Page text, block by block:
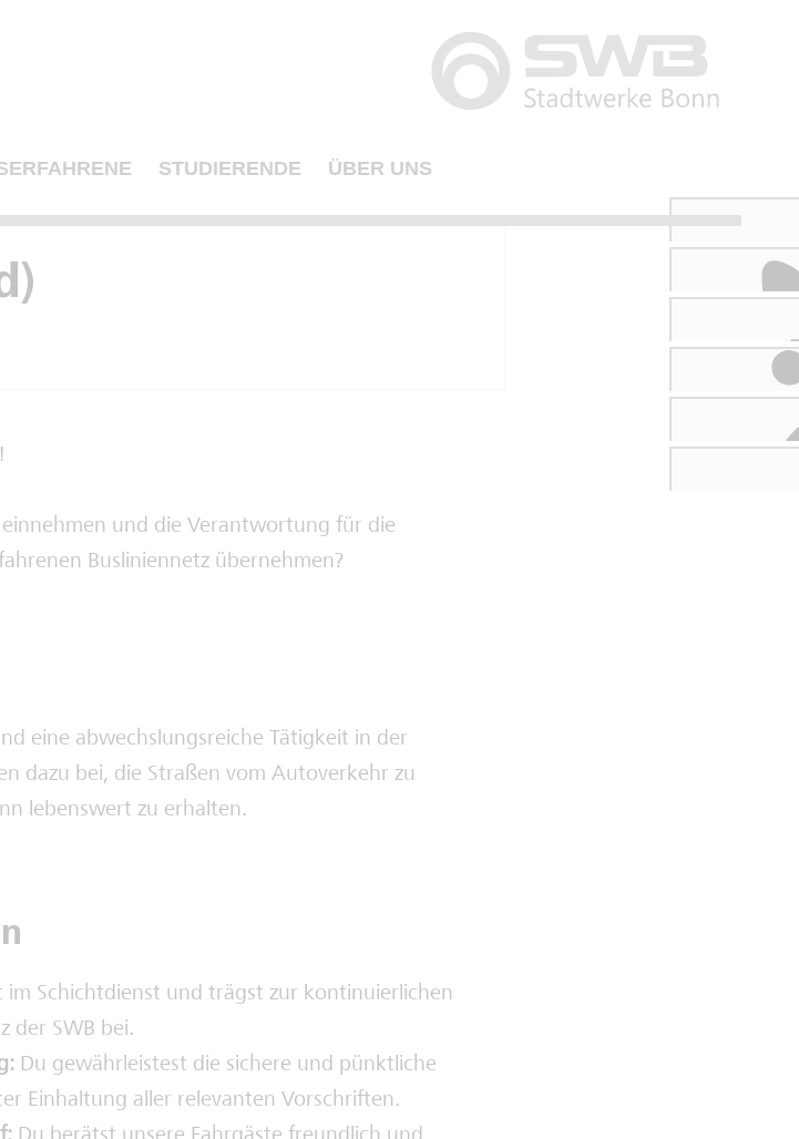
STUDIERENDE ÜBER UNS
und die Verantwortung für die
Busliniennetz übernehmen?
eine abwechslungsreiche Tätigkeit in der
dazu bei, die Straßen vom Autoverkehr zu
lebenswert zu erhalten.
im Schichtdienst und trägst zur kontinuierlichen
der SWB bei.
Du gewährleistest die sichere und pünktliche
Einhaltung aller relevanten Vorschriften.